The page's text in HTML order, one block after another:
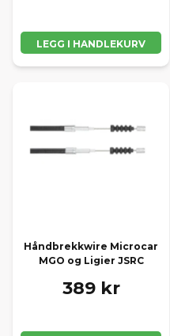
LEGG I HANDLEKURV
Håndbrekkwire Microcar
MGO og Ligier JSRC
389 kr